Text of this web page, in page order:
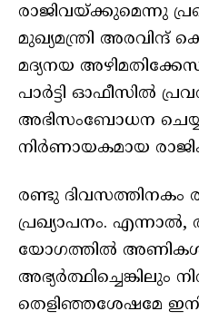
രാജിവയ്ക്കുമെന്നു
മുഖ്യമന്ത്രി അരവിന്ദ്
മദ്യനയ
പാർട്ടി ഓഫീസിൽ
അഭിസംബോധന
നിർണായകമായ
രണ്ടു ദിവസത്തിനകം
പ്രഖ്യാപനം.
യോഗത്തിൽ അണികൾ
അഭ്യർത്ഥിച്ചെങ്കിലും
തെളിഞ്ഞശേഷമേ